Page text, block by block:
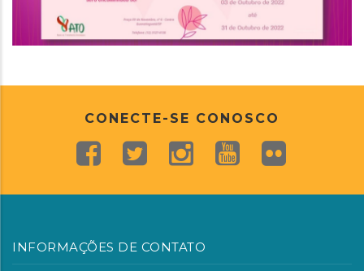
CONECTE-SE CONOSCO
INFORMAÇÕES DE CONTATO